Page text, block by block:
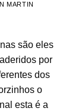
MARTIN
são eles
por
dos
o
esta é a